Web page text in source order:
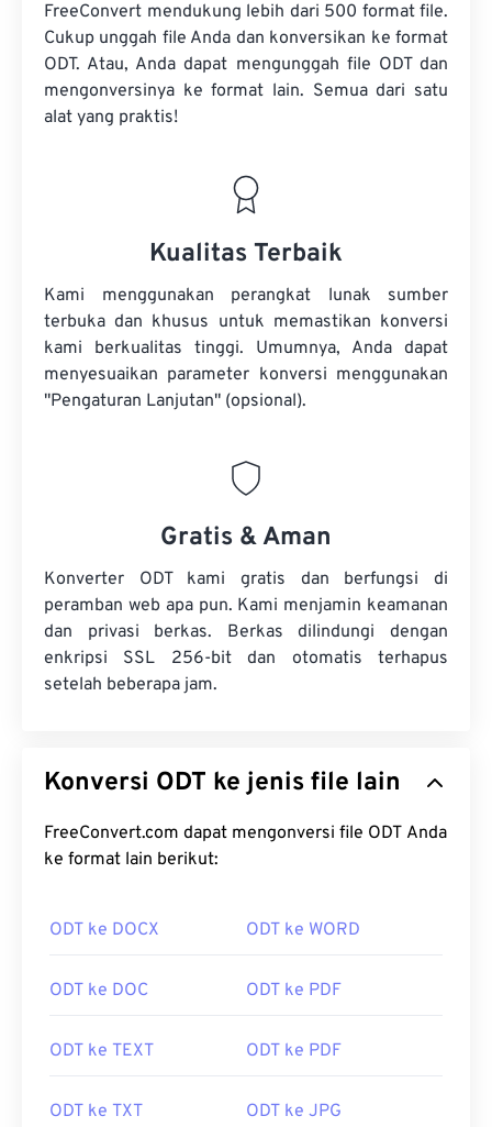
FreeConvert mendukung lebih dari 500 format file.
Cukup unggah file Anda dan konversikan ke format
ODT. Atau, Anda dapat mengunggah file ODT dan
mengonversinya ke format lain. Semua dari satu
alat yang praktis!
Kualitas Terbaik
Kami menggunakan perangkat lunak sumber
terbuka dan khusus untuk memastikan konversi
kami berkualitas tinggi. Umumnya, Anda dapat
menyesuaikan parameter konversi menggunakan
"Pengaturan Lanjutan" (opsional).
Gratis & Aman
Konverter ODT kami gratis dan berfungsi di
peramban web apa pun. Kami menjamin keamanan
dan privasi berkas. Berkas dilindungi dengan
enkripsi SSL 256-bit dan otomatis terhapus
setelah beberapa jam.
Konversi ODT ke jenis file lain
FreeConvert.com dapat mengonversi file ODT Anda
ke format lain berikut:
ODT ke DOCX ODT ke WORD
ODT ke DOC ODT ke PDF
ODT ke TEXT ODT ke PDF
ODT ke TXT ODT ke JPG